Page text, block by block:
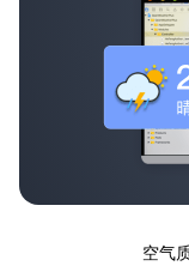
空气